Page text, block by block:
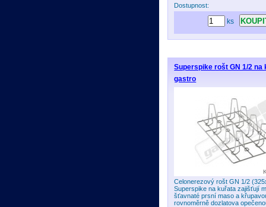
Dostupnost:
ks
Superspike rošt GN 1/2 na
gastro
Celonerezový rošt GN 1/2
Superspike na kuřata zajišťují
šťavnaté prsní maso a
rovnoměrně dozlatova